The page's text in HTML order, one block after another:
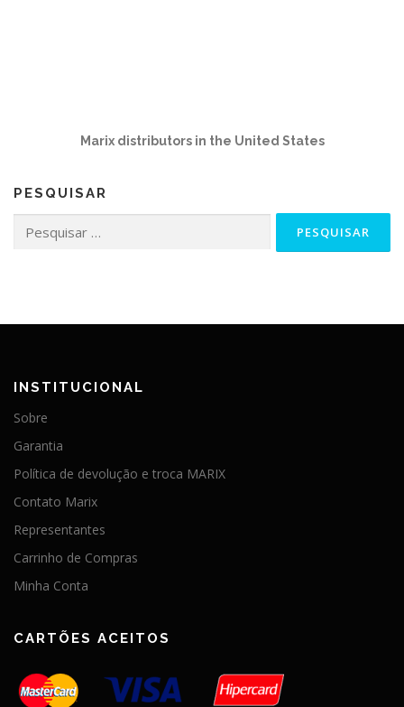
Marix distributors in the United States
PESQUISAR
por:
INSTITUCIONAL
Sobre
Garantia
Política de devolução e troca MARIX
Contato Marix
Representantes
Carrinho de Compras
Minha Conta
CARTÕES ACEITOS